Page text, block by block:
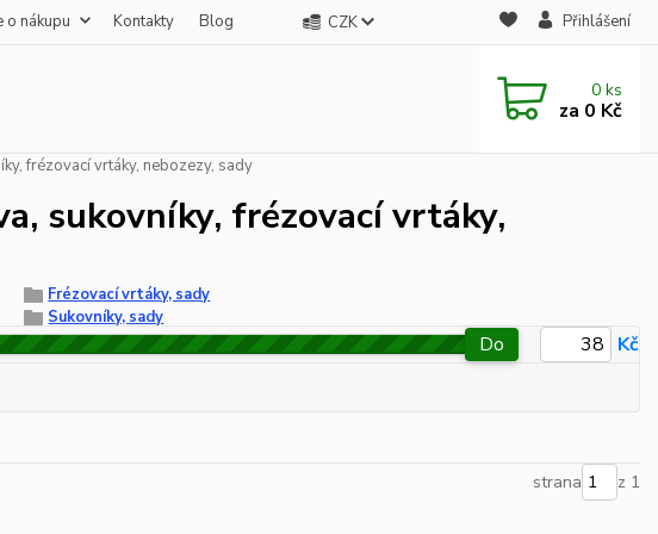
o nákupu Kontakty Blog CZK Přihlášení
0 ks
za 0 Kč
frézovací vrtáky, nebozezy, sady
sukovníky, frézovací vrtáky,
Frézovací vrtáky, sady
Sukovníky, sady
Do Kč
strana z 1